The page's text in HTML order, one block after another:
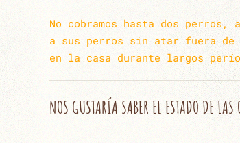
No cobramos hasta dos
a sus perros sin atar fuera de
en la casa durante largos
NOS GUSTARÍA SABER EL ESTADO DE